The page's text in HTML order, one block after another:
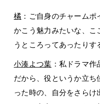
橘 ：ご自身のチャーム
かこう魅力みたいな、こ
うところってあったりす
小湊よつ葉 ：私ドラマ
だから、役というか立ち
った時の、自分をさらけ